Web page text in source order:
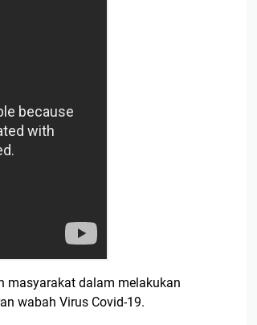
masyarakat dalam melakukan
wabah Virus Covid-19.